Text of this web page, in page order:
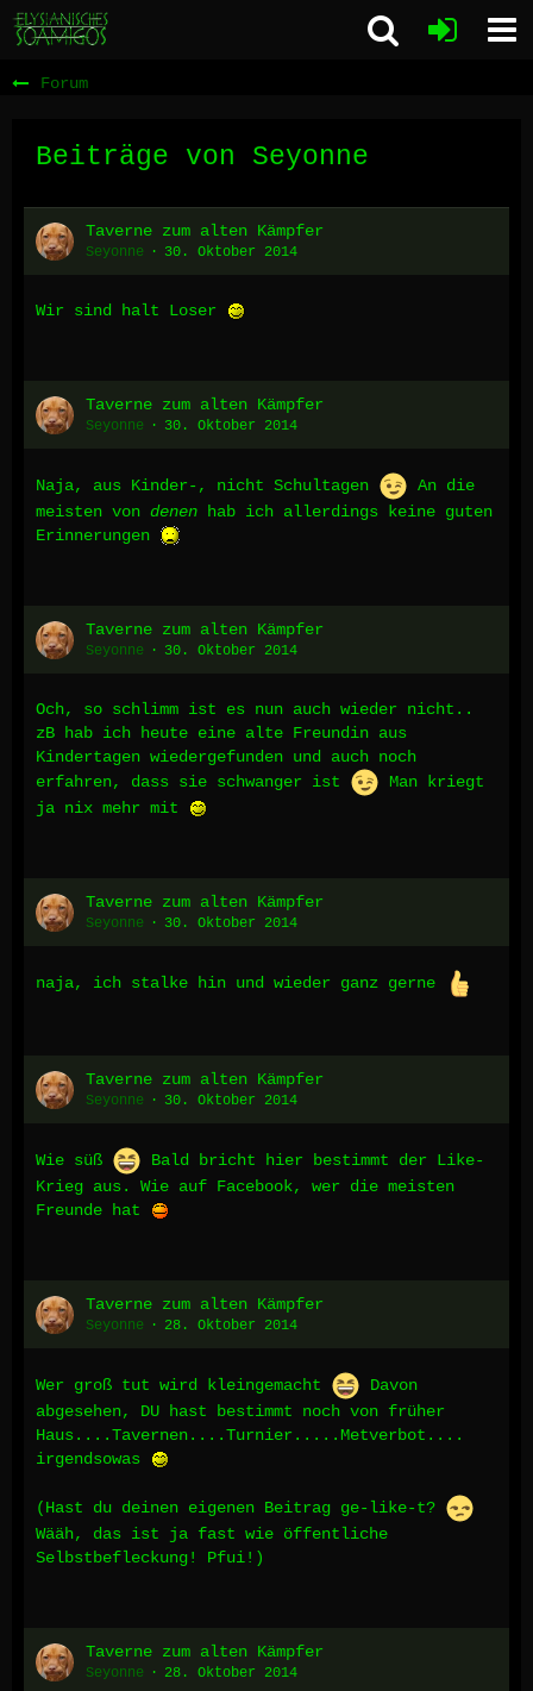
Forum
Beiträge von Seyonne
Taverne zum alten Kämpfer
Seyonne 30. Oktober 2014
Wir sind halt Loser
Taverne zum alten Kämpfer
Seyonne 30. Oktober 2014
Naja, aus Kinder-, nicht Schultagen
An die
meisten von denen
hab ich allerdings keine guten
Erinnerungen
Taverne zum alten Kämpfer
Seyonne 30. Oktober 2014
Och, so schlimm ist es nun auch wieder nicht..
zB hab ich heute eine alte Freundin aus
Kindertagen wiedergefunden und auch noch
erfahren, dass sie schwanger ist
Man kriegt
ja nix mehr mit
Taverne zum alten Kämpfer
Seyonne 30. Oktober 2014
naja, ich stalke hin und wieder ganz gerne
Taverne zum alten Kämpfer
Seyonne 30. Oktober 2014
Wie süß
Bald bricht hier bestimmt der Like-
Krieg aus. Wie auf Facebook, wer die meisten
Freunde hat
Taverne zum alten Kämpfer
Seyonne 28. Oktober 2014
Wer groß tut wird kleingemacht
Davon
abgesehen, DU hast bestimmt noch von früher
Haus....Tavernen....Turnier.....Metverbot....
irgendsowas
(Hast du deinen eigenen Beitrag ge-like-t?
Wääh, das ist ja fast wie öffentliche
Selbstbefleckung! Pfui!)
Taverne zum alten Kämpfer
Seyonne 28. Oktober 2014